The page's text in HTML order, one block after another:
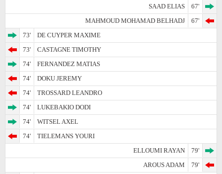
SAAD ELIAS
67'
MAHMOUD MOHAMAD BELHADJ
67'
73'
DE CUYPER MAXIME
73'
CASTAGNE TIMOTHY
74'
FERNANDEZ MATIAS
74'
DOKU JEREMY
74'
TROSSARD LEANDRO
74'
LUKEBAKIO DODI
74'
WITSEL AXEL
74'
TIELEMANS YOURI
ELLOUMI RAYAN
79'
AROUS ADAM
79'